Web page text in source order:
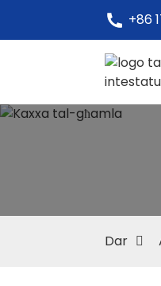
+86
Dar